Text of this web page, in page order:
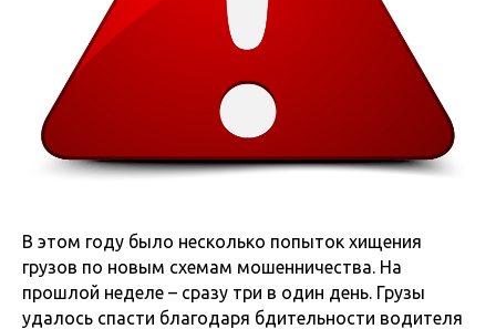
В этом году было несколько попыток хищения
грузов по новым схемам мошенничества. На
прошлой неделе – сразу три в один день. Грузы
удалось спасти благодаря бдительности водителя